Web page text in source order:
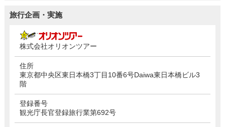
旅行企画・実施
株式会社オリオンツアー
住所
東京都中央区東日本橋3丁目10番6号Daiwa東日本橋ビル3
階
登録番号
観光庁長官登録旅行業第692号